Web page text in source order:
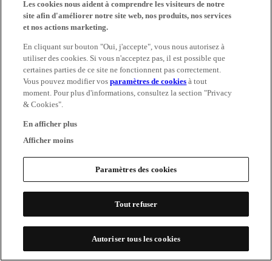
Les cookies nous aident à comprendre les visiteurs de notre
site afin d'améliorer notre site web, nos produits, nos services
et nos actions marketing.
En cliquant sur bouton "Oui, j'accepte", vous nous autorisez à
utiliser des cookies. Si vous n'acceptez pas, il est possible que
certaines parties de ce site ne fonctionnent pas correctement.
Vous pouvez modifier vosparamètres de cookies à tout
moment. Pour plus d'informations, consultez la section "Privacy
& Cookies".
En afficher plus
Afficher moins
Paramètres des cookies
Tout refuser
Autoriser tous les cookies